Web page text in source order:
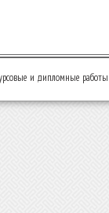
и дипломные работы